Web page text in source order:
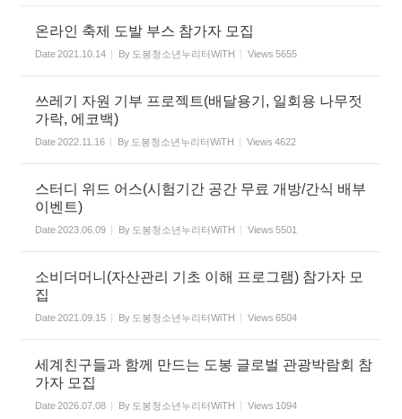
온라인 축제 도발 부스 참가자 모집
Date2021.10.14 By 도봉청소년누리터WiTH Views 5655
쓰레기 자원 기부 프로젝트(배달용기, 일회용 나무젓
가락, 에코백)
Date2022.11.16 By 도봉청소년누리터WiTH Views 4622
스터디 위드 어스(시험기간 공간 무료 개방/간식 배부
이벤트)
Date2023.06.09 By 도봉청소년누리터WiTH Views 5501
소비더머니(자산관리 기초 이해 프로그램) 참가자 모
집
Date2021.09.15 By 도봉청소년누리터WiTH Views 6504
세계친구들과 함께 만드는 도봉 글로벌 관광박람회 참
가자 모집
Date2026.07.08 By 도봉청소년누리터WiTH Views 1094